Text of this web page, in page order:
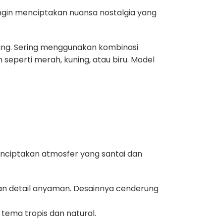
menciptakan nuansa nostalgia yang
Sering menggunakan kombinasi
merah, kuning, atau biru. Model
atmosfer yang santai dan
detail anyaman. Desainnya cenderung
tropis dan natural.